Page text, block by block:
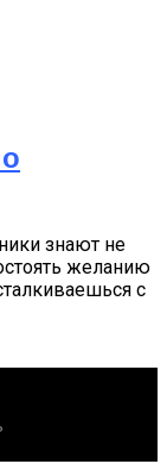
знают не
желанию
с